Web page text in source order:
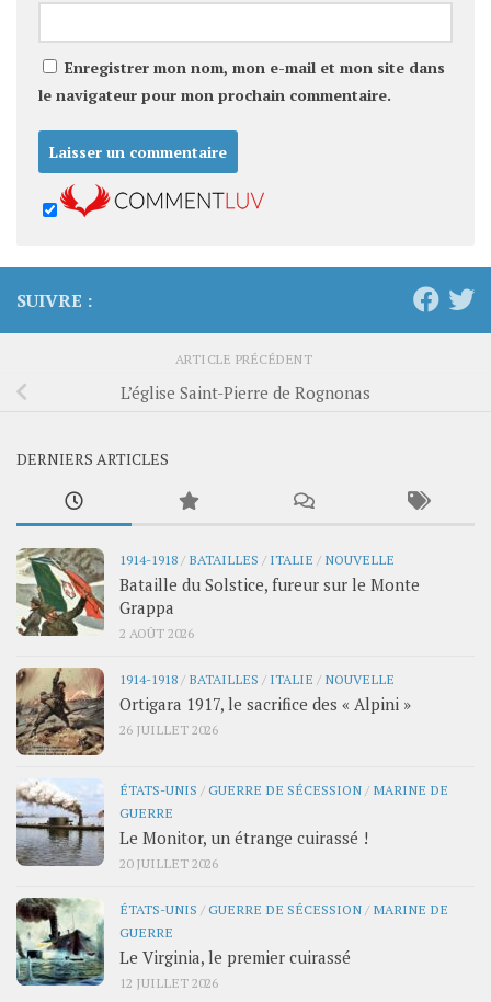
Enregistrer mon nom, mon e-mail et mon site dans
le navigateur pour mon prochain commentaire.
SUIVRE :
ARTICLE PRÉCÉDENT
L’église Saint-Pierre de Rognonas
DERNIERS ARTICLES
1914-1918/ BATAILLES / ITALIE / NOUVELLE
Bataille du Solstice, fureur sur le Monte
Grappa
2 AOÛT 2026
1914-1918/ BATAILLES / ITALIE / NOUVELLE
Ortigara 1917, le sacrifice des « Alpini »
26 JUILLET 2026
ÉTATS-UNIS /GUERRE DE SÉCESSION/ MARINE DE
GUERRE
Le Monitor, un étrange cuirassé !
20 JUILLET 2026
ÉTATS-UNIS /GUERRE DE SÉCESSION/ MARINE DE
GUERRE
Le Virginia, le premier cuirassé
12 JUILLET 2026